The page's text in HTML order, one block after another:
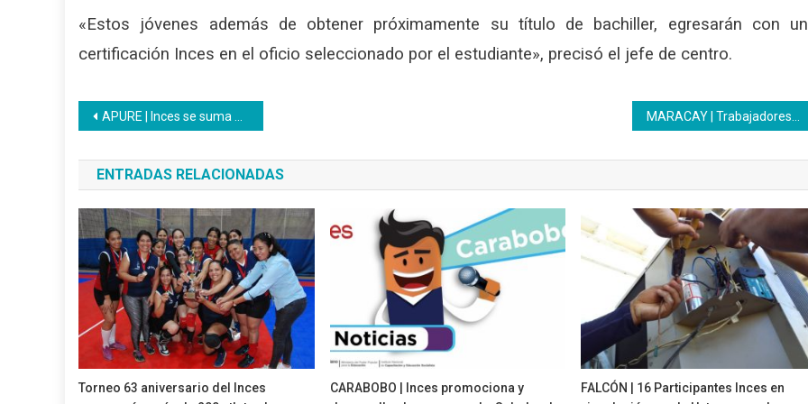
«Estos jóvenes además de obtener próximamente su título de bachiller, egresarán con
certificación Inces en el oficio seleccionado por el estudiante», precisó el jefe de centro.
Navegación
de
entradas
APURE | Inces se suma a la jornada Amor en Acción en la Comunidad La Guamita II A
ENTRADAS RELACIONADAS
Torneo 63 aniversario del Inces
CARABOBO | Inces promociona y
FALCÓN | 16 Participantes Inces en